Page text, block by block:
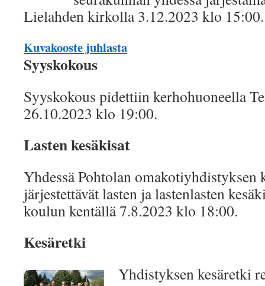
Lielahden kirkolla 3.12.2023 klo 15:00.
Kuvakooste juhlasta
Syyskokous
Syyskokous pidettiin kerhohuoneella
26.10.2023 klo 19:00.
Lasten kesäkisat
Yhdessä Pohtolan omakotiyhdistyksen
järjestettävät lasten ja lastenlasten
koulun kentällä 7.8.2023 klo 18:00.
Kesäretki
Yhdistyksen kesäretki